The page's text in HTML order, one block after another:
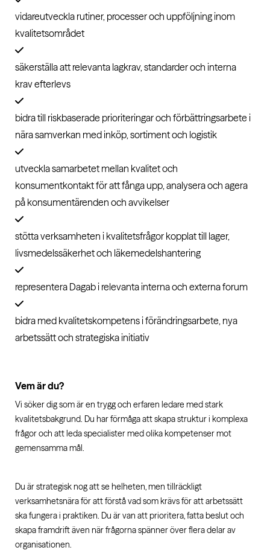
vidareutveckla rutiner, processer och uppföljning inom
kvalitetsområdet
säkerställa att relevanta lagkrav, standarder och interna
krav efterlevs
bidra till riskbaserade prioriteringar och förbättringsarbete i
nära samverkan med inköp, sortiment och logistik
utveckla samarbetet mellan kvalitet och
konsumentkontakt för att fånga upp, analysera och agera
på konsumentärenden och avvikelser
stötta verksamheten i kvalitetsfrågor kopplat till lager,
livsmedelssäkerhet och läkemedelshantering
representera Dagab i relevanta interna och externa forum
bidra med kvalitetskompetens i förändringsarbete, nya
arbetssätt och strategiska initiativ
Vem är du?
Vi söker dig som är en trygg och erfaren ledare med stark
kvalitetsbakgrund. Du har förmåga att skapa struktur i komplexa
frågor och att leda specialister med olika kompetenser mot
gemensamma mål.
Du är strategisk nog att se helheten, men tillräckligt
verksamhetsnära för att förstå vad som krävs för att arbetssätt
ska fungera i praktiken. Du är van att prioritera, fatta beslut och
skapa framdrift även när frågorna spänner över flera delar av
organisationen.